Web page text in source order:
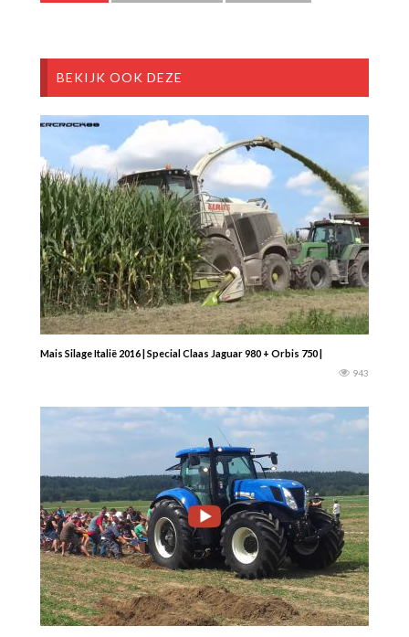
BEKIJK OOK DEZE
Mais Silage Italië 2016 | Special Claas Jaguar 980 + Orbis 750 |
943